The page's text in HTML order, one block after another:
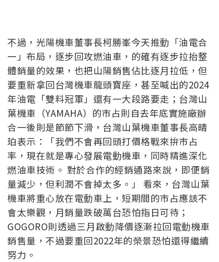
不過，光陽機車董事長柯勝峯今天推動「油電合
一」布局，逐步回攻燃油車，的確有逐步拉抬整
體銷量的效果，也把山陽銷售佔比逐月拉低，但
要重新拿回台灣機車龍頭寶座，甚至喊出的2024
年油電「雙料冠軍」還有一大段路要走；台灣山
葉機車（YAMAHA）的市占則自去年底實施廠辦
合一後則是節節下滑，台灣山葉機車董事長高晴
珀表示：「我們不會再回頭打價格戰來拚市占
率，現在就是專心發展電動機車，同時精進深化
燃油車技術。 對於合作的經銷通路來說，即便銷
量減少，但利潤不會掉太多。」 看來，台灣山葉
機車將重心放在電動車上，短期間的市占應該不
會太樂觀，月銷量跌破萬台恐怕指日可待；
GOGORO則透過三月啟動降價逐漸拉回電動機車
銷售量，不過要重回2022年的榮景恐怕還得繼續
努力。